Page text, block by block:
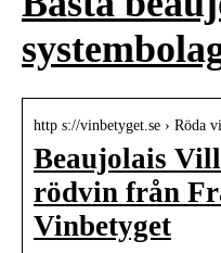
http s://vinbetyget.se › Röda
Beaujolais
rödvin från
Vinbetyget